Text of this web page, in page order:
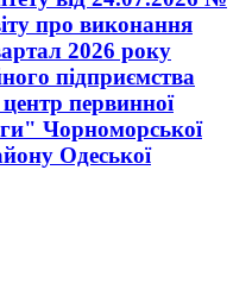
про виконання
2026 року
підприємства
первинної
Чорноморської
Одеської